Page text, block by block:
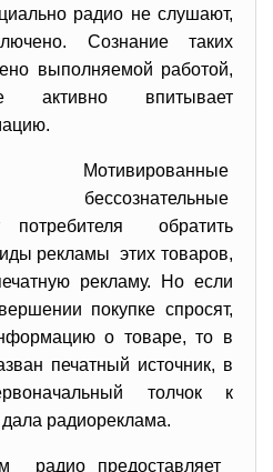
радио не слушают,
Сознание таких
выполняемой работой,
активно впитывает
Мотивированные
бессознательные
потребителя обратить
рекламы этих товаров,
рекламу. Но если
покупке спросят,
о товаре, то в
печатный источник, в
толчок к
радиореклама.
радио предоставляет